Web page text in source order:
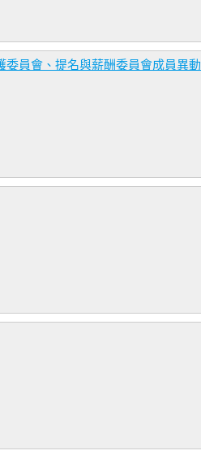
員會、提名與薪酬委員會成員異動